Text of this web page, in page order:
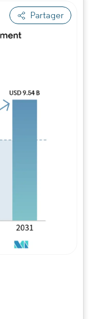
Partager